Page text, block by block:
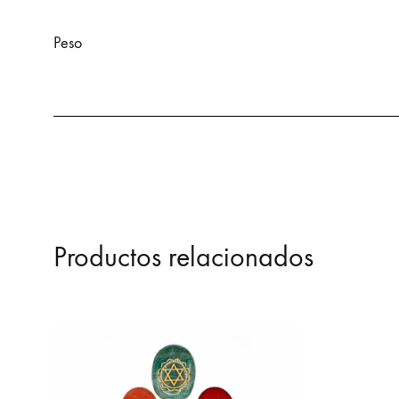
Peso
Productos relacionados